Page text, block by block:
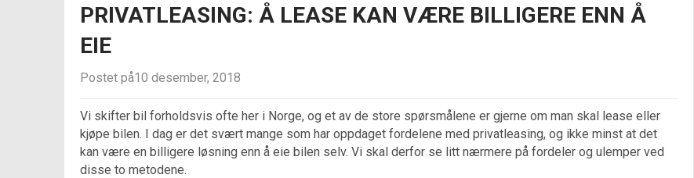
PRIVATLEASING: Å LEASE KAN VÆRE BILLIGERE ENN Å
EIE
Postet på10 desember, 2018
Vi skifter bil forholdsvis ofte her i Norge, og et av de store spørsmålene er gjerne om man skal lease eller
kjøpe bilen. I dag er det svært mange som har oppdaget fordelene med privatleasing, og ikke minst at det
kan være en billigere løsning enn å eie bilen selv. Vi skal derfor se litt nærmere på fordeler og ulemper ved
disse to metodene.